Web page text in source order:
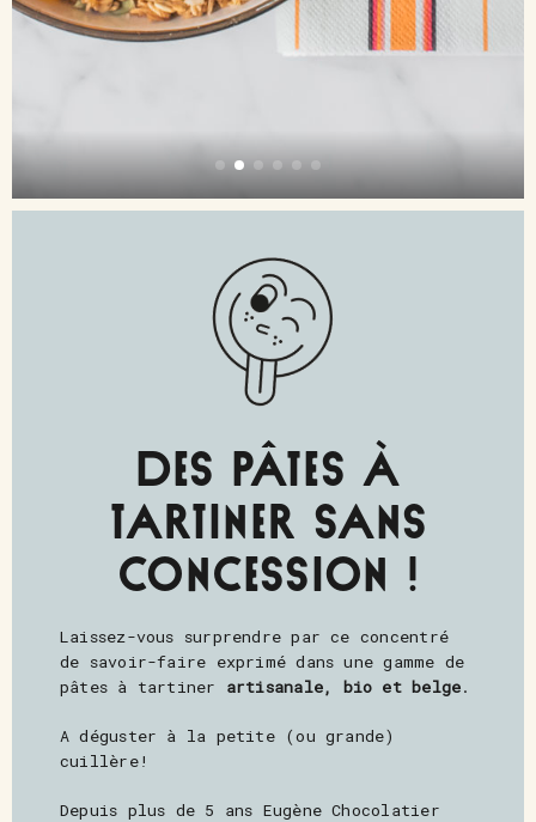
Des pâtes à
tartiner sans
concession !
Laissez-vous surprendre par ce concentré
de savoir-faire exprimé dans une gamme de
pâtes à tartiner artisanale, bio et belge.
A déguster à la petite (ou grande)
cuillère!
Depuis plus de 5 ans Eugène Chocolatier